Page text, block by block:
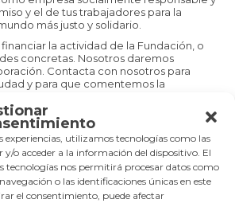
experiencias, utilizamos tecnologías como las
y/o acceder a la información del dispositivo. El
tecnologías nos permitirá procesar datos como
o las identificaciones únicas en este
el consentimiento, puede afectar
y el de tus trabajadores para la
más justo y solidario.
la actividad de la Fundación, o
concretas. Nosotros daremos
Contacta con nosotros para
y para que comentemos la
medida para empresas y trabajadores
y actividades de sensibilización
de arte tribal, cursos...).
con la Fundación Isabel Martín
favorable.